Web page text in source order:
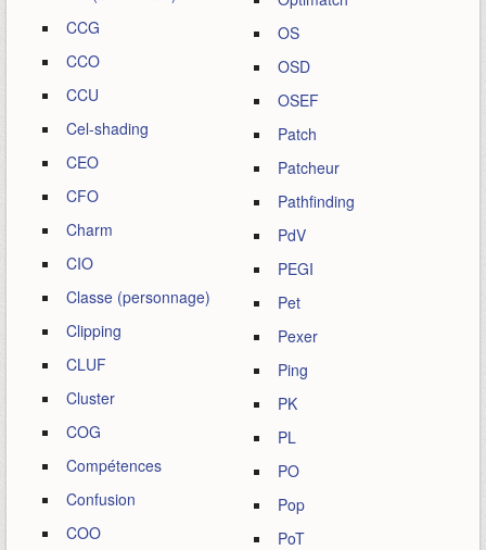
CCG
CCO
CCU
Cel-shading
CEO
CFO
Charm
CIO
Classe (personnage)
Clipping
CLUF
Cluster
COG
Compétences
Confusion
COO
OS
OSD
OSEF
Patch
Patcheur
Pathfinding
PdV
PEGI
Pet
Pexer
Ping
PK
PL
PO
Pop
PoT